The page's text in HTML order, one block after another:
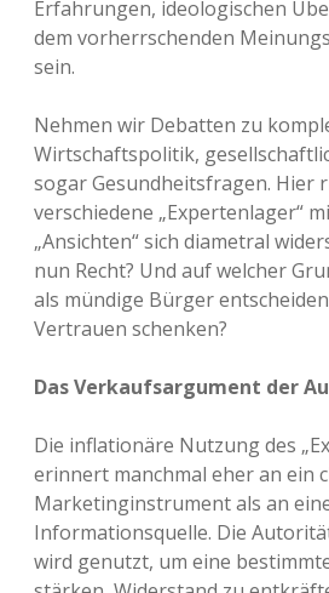
Erfahrungen, ideologischen
dem vorherrschenden
sein.
Nehmen wir Debatten zu
Wirtschaftspolitik,
sogar Gesundheitsfragen. Hier
verschiedene „Expertenlager“
„Ansichten“ sich diametral
nun Recht? Und auf welcher
als mündige Bürger
Vertrauen schenken?
Das Verkaufsargument der
Die inflationäre Nutzung des
erinnert manchmal eher an ein
Marketinginstrument als an
Informationsquelle. Die
wird genutzt, um eine